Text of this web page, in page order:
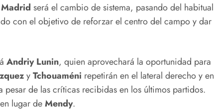
será el cambio de sistema, pasando del habitual
con el objetivo de reforzar el centro del campo y dar
Andriy Lunin, quien aprovechará la oportunidad para
yTchouaméni repetirán en el lateral derecho y en
pesar de las críticas recibidas en los últimos partidos.
lugar deMendy.